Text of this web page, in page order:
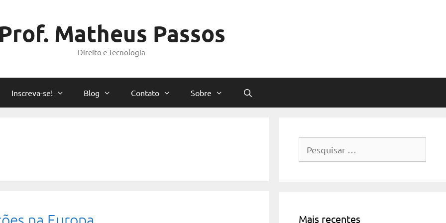
Prof. Matheus Passos
Direito e Tecnologia
Inscreva-se! Blog Contato Sobre
por:
Mais recentes